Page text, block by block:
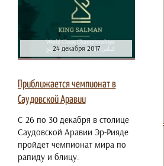
24 декабря 2017
Приближается чемпионат в
Саудовской Аравии
С 26 по 30 декабря в столице
Саудовской Аравии Эр-Рияде
пройдет чемпионат мира по
рапиду и блицу.